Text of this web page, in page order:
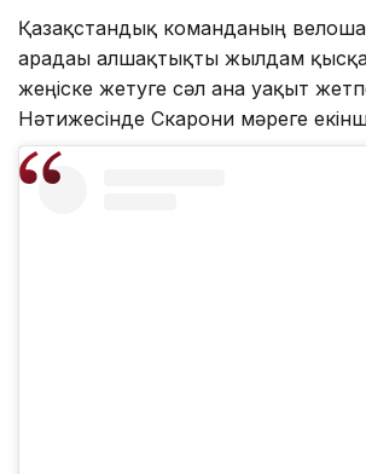
Қазақстандық команданың
арадағы алшақтықты жылдам
жеңіске жетуге сәл ғана уақыт
Нәтижесінде Скарони мәреге